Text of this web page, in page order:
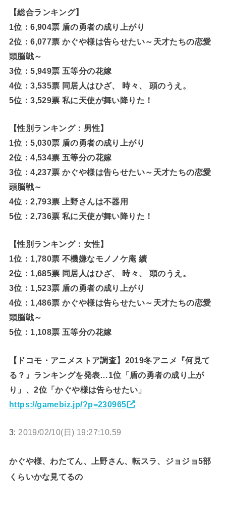
【総合ランキング】
1位：6,904票 盾の勇者の成り上がり
2位：6,077票 かぐや様は告らせたい～天才たちの恋愛
頭脳戦～
3位：5,949票 五等分の花嫁
4位：3,535票 同居人はひざ、 時々、 頭のうえ。
5位：3,529票 私に天使が舞い降りた！
【性別ランキング：男性】
1位：5,030票 盾の勇者の成り上がり
2位：4,534票 五等分の花嫁
3位：4,237票 かぐや様は告らせたい～天才たちの恋愛
頭脳戦～
4位：2,793票 上野さんは不器用
5位：2,736票 私に天使が舞い降りた！
【性別ランキング：女性】
1位：1,780票 不機嫌なモノノケ庵 續
2位：1,685票 同居人はひざ、 時々、 頭のうえ。
3位：1,523票 盾の勇者の成り上がり
4位：1,486票 かぐや様は告らせたい～天才たちの恋愛
頭脳戦～
5位：1,108票 五等分の花嫁
【ドコモ・アニメストア調査】2019冬アニメ『何見て
る？』ランキングを発表…1位「盾の勇者の成り上が
り」、2位「かぐや様は告らせたい」
https://gamebiz.jp/?p=230965
3: 2019/02/10(日) 19:27:10.59
かぐや様、わたてん、上野さん、転スラ、ジョジョ5部
くらいかな見てるの